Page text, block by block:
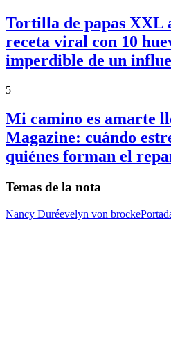
Tortilla de papas
receta viral con 10
imperdible de un
5
Mi camino es amarte
Magazine: cuándo
quiénes forman el
Temas de la nota
Nancy Duréevelyn von brocke